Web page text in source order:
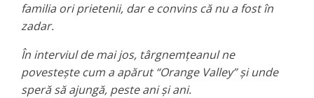
familia ori prietenii, dar e convins că nu a fost în
zadar.
În interviul de mai jos, târgnemțeanul ne
povestește cum a apărut“Orange Valley” și unde
speră să ajungă, peste ani și ani.